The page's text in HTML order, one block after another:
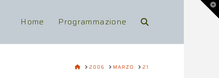
Home Programmazione
HOME2006 MARZO 21